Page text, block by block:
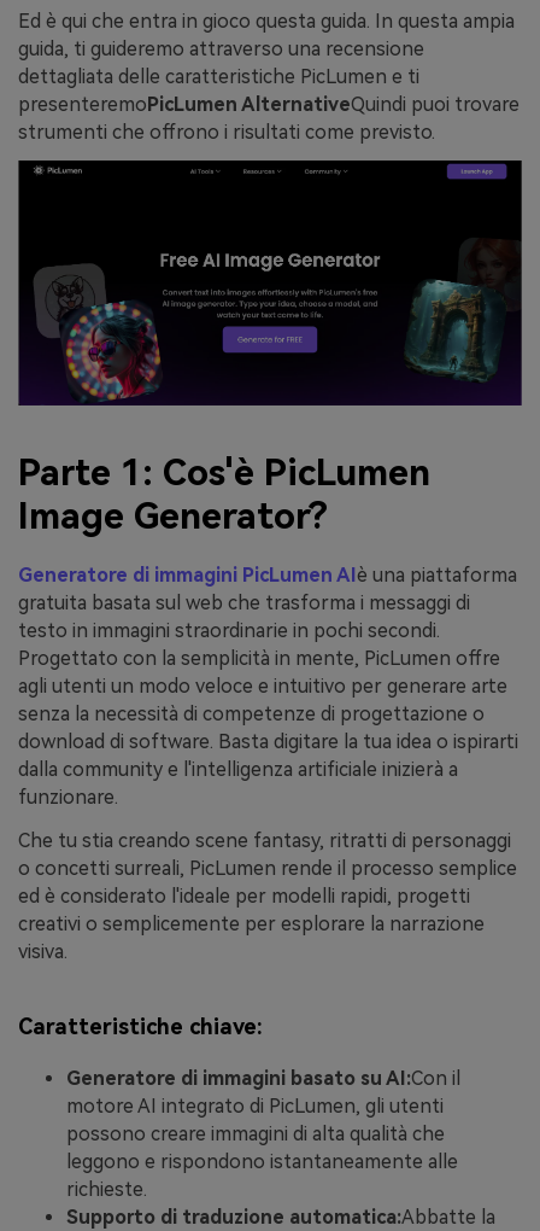
Ed è qui che entra in gioco questa guida. In questa ampia
guida, ti guideremo attraverso una recensione
dettagliata delle caratteristiche PicLumen e ti
presenteremoPicLumen AlternativeQuindi puoi trovare
strumenti che offrono i risultati come previsto.
Parte 1: Cos'è PicLumen
Image Generator?
Generatore di immagini PicLumen AI è una piattaforma
gratuita basata sul web che trasforma i messaggi di
testo in immagini straordinarie in pochi secondi.
Progettato con la semplicità in mente, PicLumen offre
agli utenti un modo veloce e intuitivo per generare arte
senza la necessità di competenze di progettazione o
download di software. Basta digitare la tua idea o ispirarti
dalla community e l'intelligenza artificiale inizierà a
funzionare.
Che tu stia creando scene fantasy, ritratti di personaggi
o concetti surreali, PicLumen rende il processo semplice
ed è considerato l'ideale per modelli rapidi, progetti
creativi o semplicemente per esplorare la narrazione
visiva.
Caratteristiche chiave:
Generatore di immagini basato su AI:Con il
motore AI integrato di PicLumen, gli utenti
possono creare immagini di alta qualità che
leggono e rispondono istantaneamente alle
richieste.
Supporto di traduzione automatica:Abbatte la